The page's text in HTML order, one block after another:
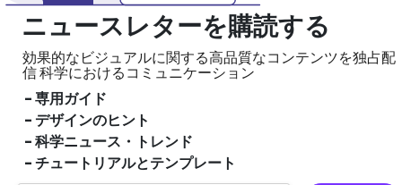
ニュースレターを購読する
効果的なビジュアルに関する高品質なコンテンツを独占配
信科学におけるコミュニケーション
- 専用ガイド
- デザインのヒント
- 科学ニュース・トレンド
- チュートリアルとテンプレート